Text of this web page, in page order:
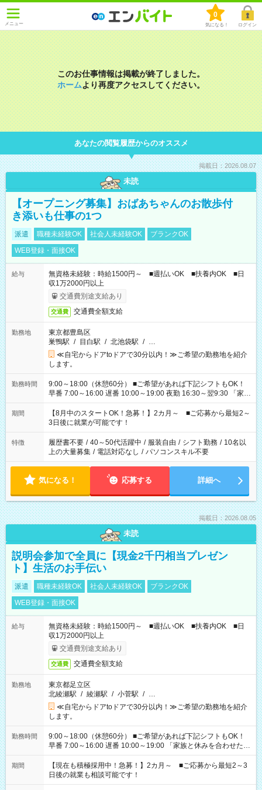
メニュー
0
気になる！ ログイン
このお仕事情報は掲載が終了しました。
ホームより再度アクセスしてください。
あなたの閲覧履歴からのオススメ
掲載日：2026.08.07
未読
【オープニング募集】おばあちゃんのお散歩付
き添いも仕事の1つ
派遣 職種未経験OK 社会人未経験OK
ブランクOK
WEB登録・面接OK
給与
無資格未経験：時給1500円～ ■週払いOK ■扶養内OK ■日
収1万2000円以上
交通費別途支給あり
交通費 交通費全額支給
勤務地
東京都豊島区
巣鴨駅 / 目白駅 / 北池袋駅 / …
≪自宅からドアtoドアで30分以内！≫ご希望の勤務地を紹介
します。
勤務時間
9:00～18:00（休憩60分） ■ご希望があれば下記シフトもOK！
早番 7:00～16:00 遅番 10:00～19:00 夜勤 16:30～翌9:30 「家族
と休みを合わせたい」 「余裕を持って夕飯の準備がしたい」
「できれば残業はしたくない」 など、ご希望を教えてください
ね。 ※Wワーク希望の方へ 今ご覧のお仕事で希望する勤務時間
と、もう1つのお仕事の勤務時間。 合計で週40時間を超える場
合は応募できません。
期間
【8月中のスタートOK！急募！】2カ月～ ■ご応募から最短2～
3日後に就業が可能です！
特徴 履歴書不要 / 40～50代活躍中 / 服装自由 / シフト勤務 / 10名以
上の大量募集 / 電話対応なし / パソコンスキル不要
気になる！ 応募する 詳細へ
掲載日：2026.08.05
未読
説明会参加で全員に【現金2千円相当プレゼン
ト】生活のお手伝い
派遣 職種未経験OK 社会人未経験OK
ブランクOK
WEB登録・面接OK
給与
無資格未経験：時給1500円～ ■週払いOK ■扶養内OK ■日
収1万2000円以上
交通費別途支給あり
交通費 交通費全額支給
勤務地
東京都足立区
北綾瀬駅 / 綾瀬駅 / 小菅駅 / …
≪自宅からドアtoドアで30分以内！≫ご希望の勤務地を紹介
します。
勤務時間
9:00～18:00（休憩60分） ■ご希望があれば下記シフトもOK！
早番 7:00～16:00 遅番 10:00～19:00 「家族と休みを合わせた
い」 「余裕を持って夕飯の準備がしたい」 「できれば残業はし
たくない」 など、ご希望を教えてくださいね。 ※Wワーク希望
の方へ 今ご覧のお仕事で希望する勤務時間と、もう1つのお仕事
の勤務時間。 合計で週40時間を超える場合は応募できません。
期間
【現在も積極採用中！急募！】2カ月～ ■ご応募から最短2～3
日後の就業も相談可能です！